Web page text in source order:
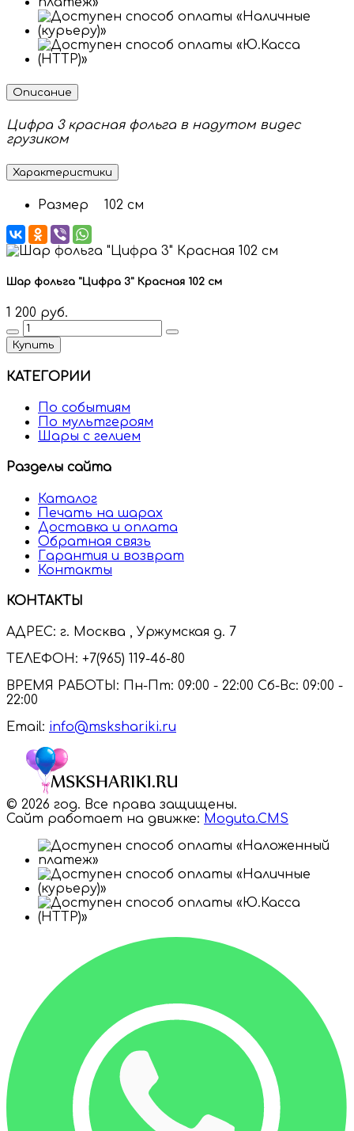
Описание
Цифра 3 красная фольга в надутом видес
грузиком
Характеристики
Размер 102 см
Шар фольга "Цифра 3" Красная 102 см
1 200 руб.
Купить
КАТЕГОРИИ
По событиям
По мультгероям
Шары с гелием
Разделы сайта
Каталог
Печать на шарах
Доставка и оплата
Обратная связь
Гарантия и возврат
Контакты
КОНТАКТЫ
АДРЕС: г. Москва , Уржумская д. 7
ТЕЛЕФОН: +7(965) 119-46-80
ВРЕМЯ РАБОТЫ: Пн-Пт: 09:00 - 22:00 Сб-Вс: 09:00 -
22:00
Email: info@mskshariki.ru
© 2026 год. Все права защищены.
Сайт работает на движке: Moguta.CMS